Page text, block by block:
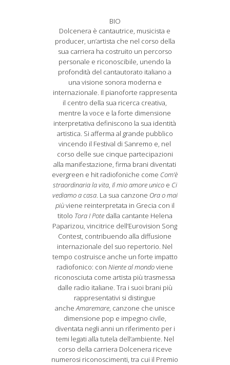
BIO
Dolcenera è cantautrice, musicista e
producer, un’artista che nel corso della
sua carriera ha costruito un percorso
personale e riconoscibile, unendo la
profondità del cantautorato italiano a
una visione sonora moderna e
internazionale. Il pianoforte rappresenta
il centro della sua ricerca creativa,
mentre la voce e la forte dimensione
interpretativa definiscono la sua identità
artistica. Si afferma al grande pubblico
vincendo il Festival di Sanremo e, nel
corso delle sue cinque partecipazioni
alla manifestazione, firma brani diventati
evergreen e hit radiofoniche come Com’è
straordinaria la vita, Il mio amore unicoe Ci
vediamo a casa. La sua canzone Ora o mai
piùviene reinterpretata in Grecia con il
titolo Tora I Potedalla cantante Helena
Paparizou, vincitrice dell’Eurovision Song
Contest, contribuendo alla diffusione
internazionale del suo repertorio. Nel
tempo costruisce anche un forte impatto
radiofonico: conNiente al mondoviene
riconosciuta come artista più trasmessa
dalle radio italiane. Tra i suoi brani più
rappresentativi si distingue
ancheAmaremare, canzone che unisce
dimensione pop e impegno civile,
diventata negli anni un riferimento per i
temi legati alla tutela dell’ambiente. Nel
corso della carriera Dolcenera riceve
numerosi riconoscimenti, tra cui il Premio